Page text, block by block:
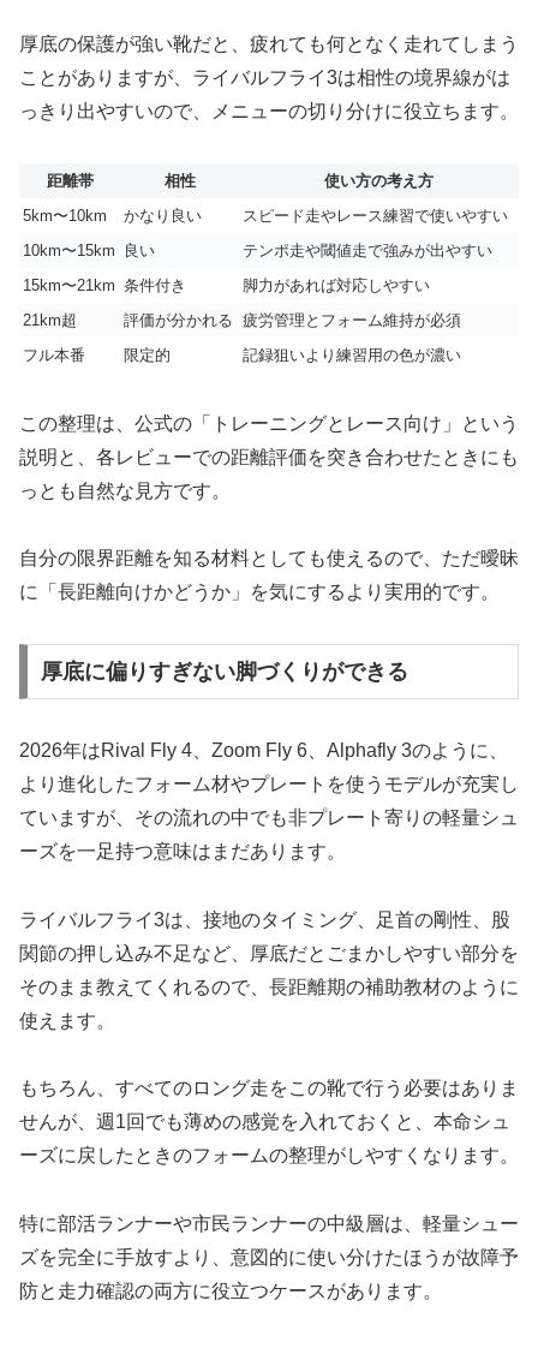
厚底の保護が強い靴だと、疲れても何となく走れてしまう
ことがありますが、ライバルフライ3は相性の境界線がは
っきり出やすいので、メニューの切り分けに役立ちます。
距離帯 相性
使い方の考え方
5km〜10km
かなり良い
スピード走やレース練習で使いやすい
10km〜15km
良い
テンポ走や閾値走で強みが出やすい
15km〜21km 条件付き
脚力があれば対応しやすい
21km超
評価が分かれる 疲労管理とフォーム維持が必須
フル本番
限定的 記録狙いより練習用の色が濃い
この整理は、公式の「トレーニングとレース向け」という
説明と、各レビューでの距離評価を突き合わせたときにも
っとも自然な見方です。
自分の限界距離を知る材料としても使えるので、ただ曖昧
に「長距離向けかどうか」を気にするより実用的です。
厚底に偏りすぎない脚づくりができる
2026年はRival Fly 4、Zoom Fly 6、Alphafly 3のように、
より進化したフォーム材やプレートを使うモデルが充実し
ていますが、その流れの中でも非プレート寄りの軽量シュ
ーズを一足持つ意味はまだあります。
ライバルフライ3は、接地のタイミング、足首の剛性、股
関節の押し込み不足など、厚底だとごまかしやすい部分を
そのまま教えてくれるので、長距離期の補助教材のように
使えます。
もちろん、すべてのロング走をこの靴で行う必要はありま
せんが、週1回でも薄めの感覚を入れておくと、本命シュ
ーズに戻したときのフォームの整理がしやすくなります。
特に部活ランナーや市民ランナーの中級層は、軽量シュー
ズを完全に手放すより、意図的に使い分けたほうが故障予
防と走力確認の両方に役立つケースがあります。